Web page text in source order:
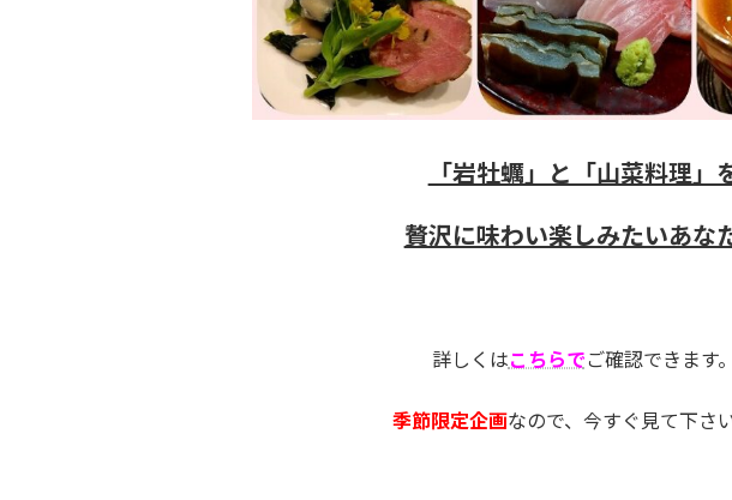
「岩牡蠣」と「山菜料理」
贅沢に味わい楽しみたいあな
詳しくはこちらで ご確認できます。
季節限定企画なので、今すぐ見て下さい